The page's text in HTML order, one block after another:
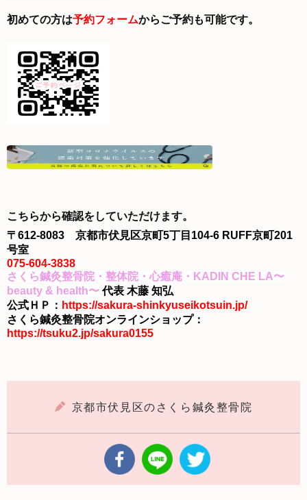
初めての方は予約フォームからご予約も可能です。
こちらから確認をしていただけます。
〒612-8083 京都市伏見区京町5丁目104-6 RUFF京町201
号室
075-604-3838
さくら鍼灸整骨院・整体院・心癒庵・KADIN CHE LA〜
beauty & health〜 代表 木藤 知弘
公式ＨＰ： https://sakura-shinkyuseikotsuin.jp/
さくら鍼灸整骨院オンラインショップ：
https://tsuku2.jp/sakura0155
京都市伏見区のさくら鍼灸整骨院